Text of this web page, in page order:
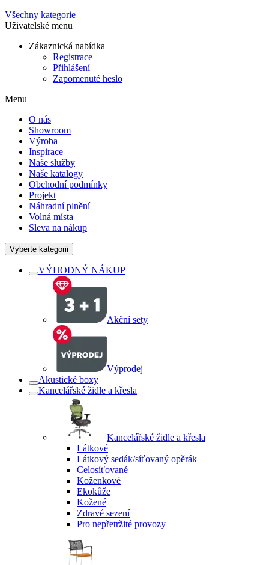
Všechny kategorie
Uživatelské menu
Zákaznická nabídka
Registrace
Přihlášení
Zapomenuté heslo
Menu
O nás
Showroom
Výroba
Inspirace
Naše služby
Naše katalogy
Obchodní podmínky
Projekt
Náhradní plnění
Volná místa
Sleva na nákup
Vyberte kategorii
VÝHODNÝ NÁKUP
Akční sety
Výprodej
Akustické boxy
Kancelářské židle a křesla
Kancelářské židle a křesla
Látkové
Látkový sedák/síťovaný opěrák
Celosíťované
Koženkové
Ekokůže
Kožené
Zdravé sezení
Pro nepřetržité provozy